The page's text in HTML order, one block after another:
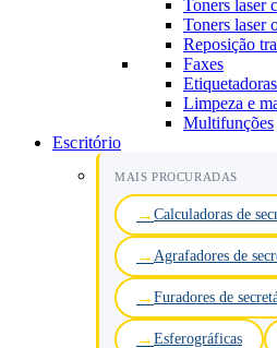
Toners laser
Toners laser
Reposição
Faxes
Limpeza e
Multifunções
Escritório
MAIS PROCURADAS
Calculadoras de
Agrafadores de
Furadores de
Esferográficas